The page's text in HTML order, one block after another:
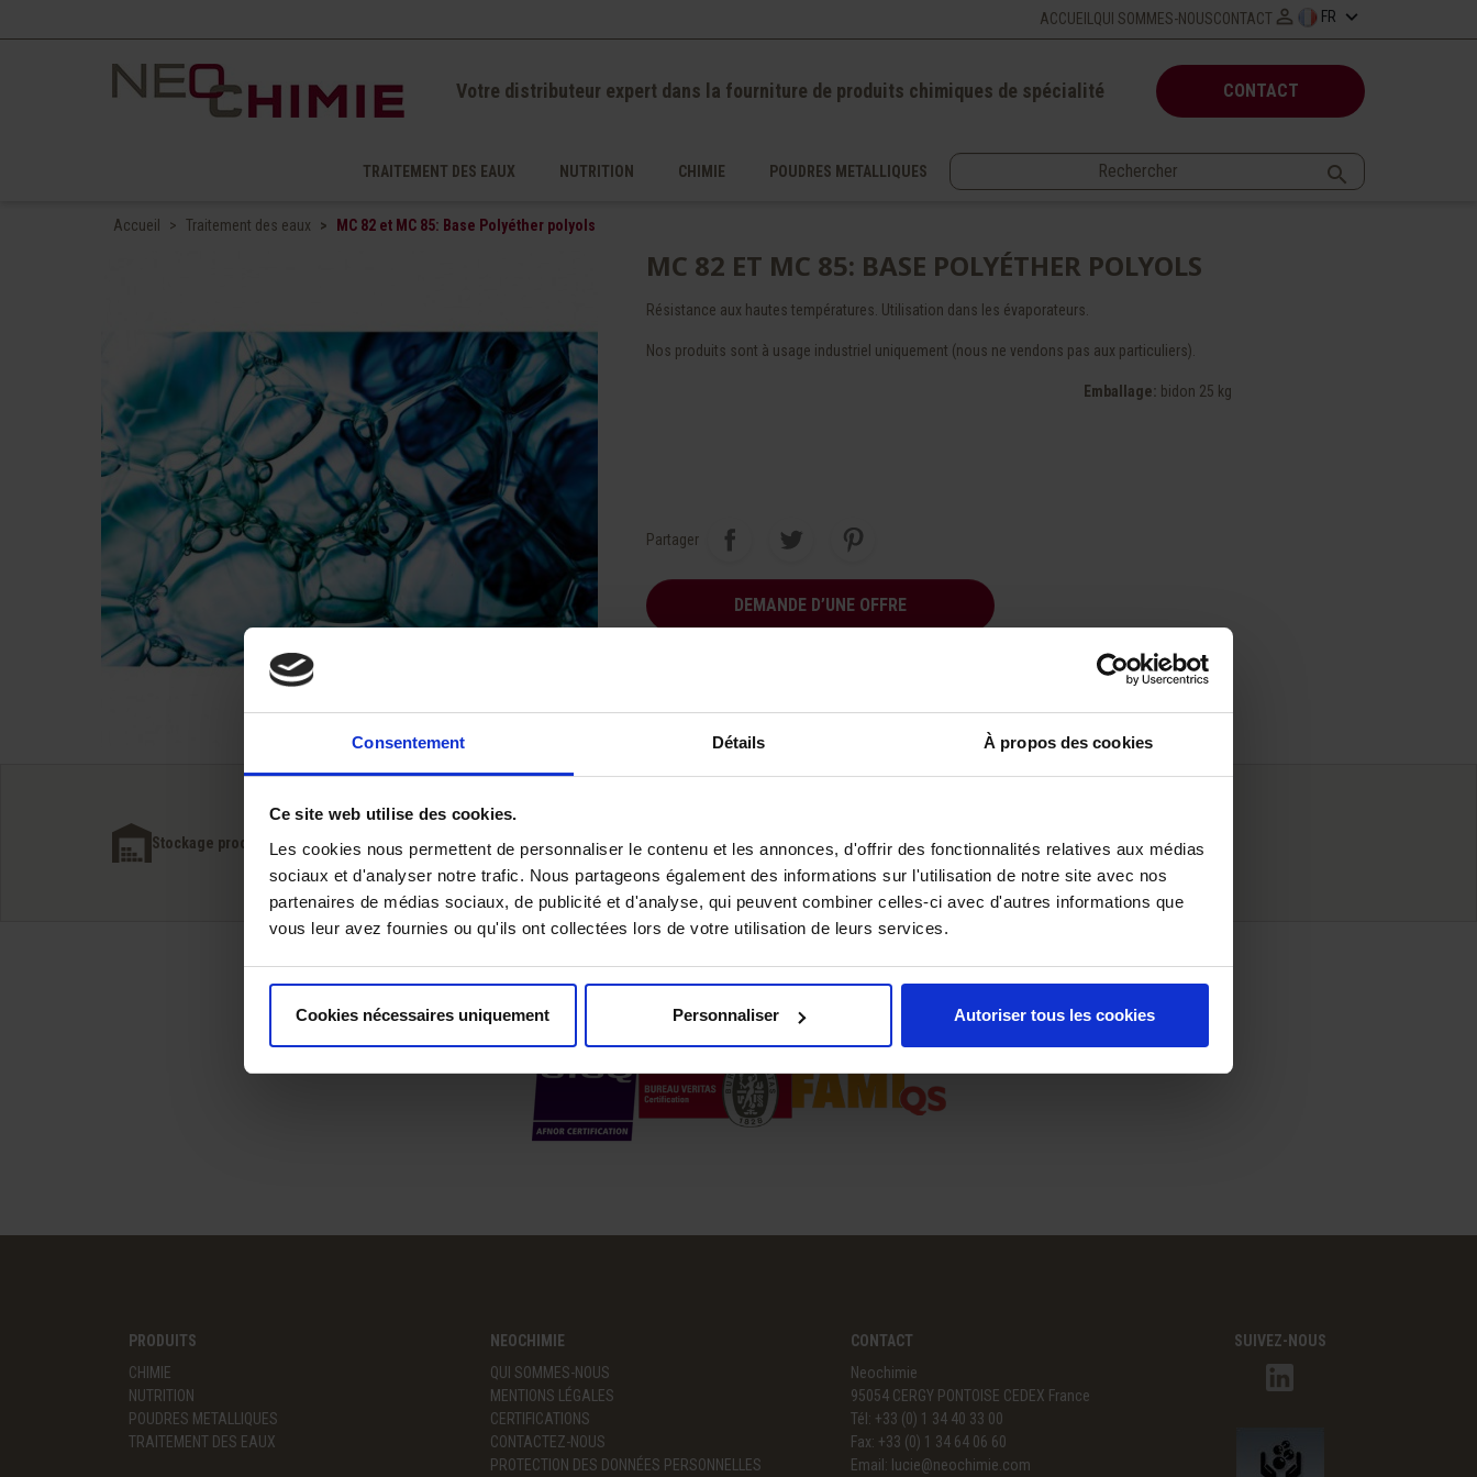
Consentement Détails À propos des cookies
Ce site web utilise des cookies.
Les cookies nous permettent de personnaliser le contenu et les annonces, d'offrir des fonctionnalités relatives aux médias
sociaux et d'analyser notre trafic. Nous partageons également des informations sur l'utilisation de notre site avec nos
partenaires de médias sociaux, de publicité et d'analyse, qui peuvent combiner celles-ci avec d'autres informations que
vous leur avez fournies ou qu'ils ont collectées lors de votre utilisation de leurs services.
Cookies nécessaires uniquement Personnaliser Autoriser tous les cookies
ACCUEIL QUI SOMMES-NOUSCONTACT FR keyboard_arrow_down
Votre distributeur expert dans la fourniture de produits chimiques de spécialité CONTACT
TRAITEMENT DES EAUX NUTRITION CHIMIE POUDRES METALLIQUES 
Accueil Traitement des eaux MC 82 et MC 85: Base Polyéther polyols
MC 82 ET MC 85: BASE POLYÉTHER POLYOLS
Résistance aux hautes températures. Utilisation dans les évaporateurs.
Nos produits sont à usage industriel uniquement (nous ne vendons pas aux particuliers).
Emballage: bidon 25 kg
Partager
DEMANDE D’UNE OFFRE
Stockage proche de nos clients
du simple fût au camion complet
équipes.
Prix compétitifs
CERTIFICATIONS
PRODUITS
CHIMIE
NUTRITION
POUDRES METALLIQUES
TRAITEMENT DES EAUX
NEOCHIMIE
QUI SOMMES-NOUS
MENTIONS LÉGALES
CERTIFICATIONS
CONTACTEZ-NOUS
PROTECTION DES DONNÉES PERSONNELLES
CONTACT
Neochimie
95054 CERGY PONTOISE CEDEX France
Tél: +33 (0) 1 34 40 33 00
Fax: +33 (0) 1 34 64 06 60
Email: lucie@neochimie.com
SUIVEZ-NOUS